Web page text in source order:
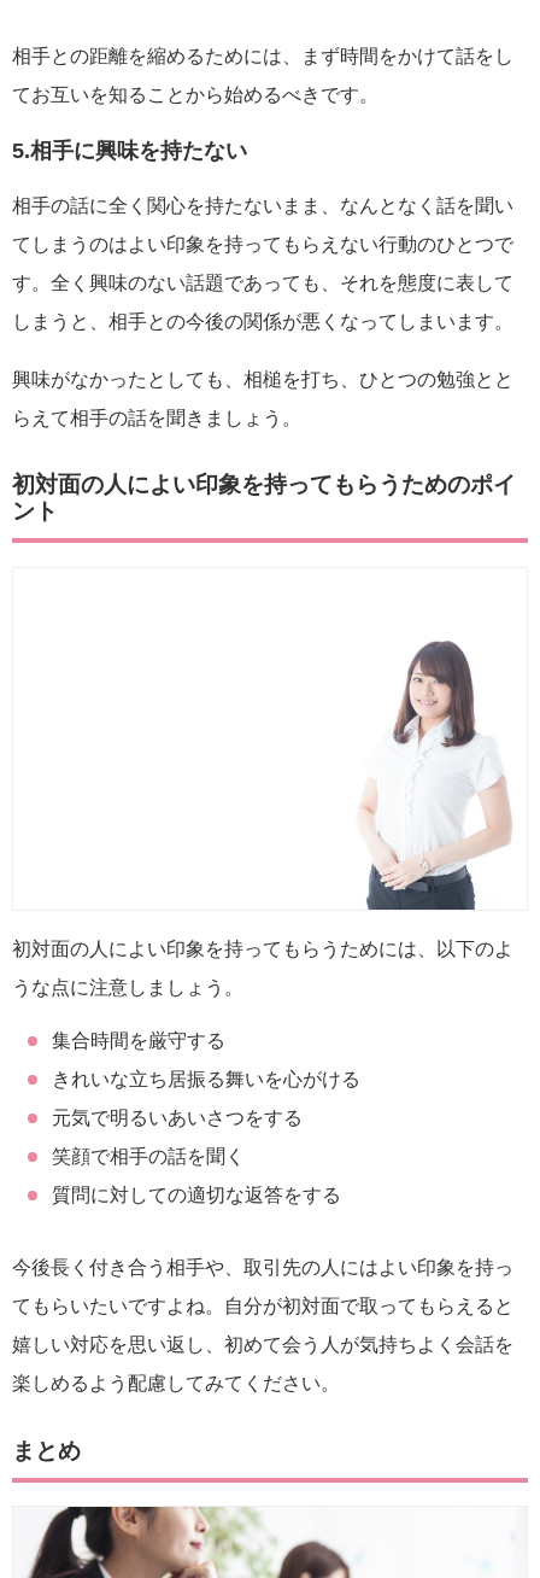
相手との距離を縮めるためには、まず時間をかけて話をし
てお互いを知ることから始めるべきです。
5.相手に興味を持たない
相手の話に全く関心を持たないまま、なんとなく話を聞い
てしまうのはよい印象を持ってもらえない行動のひとつで
す。全く興味のない話題であっても、それを態度に表して
しまうと、相手との今後の関係が悪くなってしまいます。
興味がなかったとしても、相槌を打ち、ひとつの勉強とと
らえて相手の話を聞きましょう。
初対面の人によい印象を持ってもらうためのポイ
ント
初対面の人によい印象を持ってもらうためには、以下のよ
うな点に注意しましょう。
集合時間を厳守する
きれいな立ち居振る舞いを心がける
元気で明るいあいさつをする
笑顔で相手の話を聞く
質問に対しての適切な返答をする
今後長く付き合う相手や、取引先の人にはよい印象を持っ
てもらいたいですよね。自分が初対面で取ってもらえると
嬉しい対応を思い返し、初めて会う人が気持ちよく会話を
楽しめるよう配慮してみてください。
まとめ